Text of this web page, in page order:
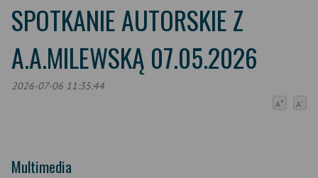
SPOTKANIE AUTORSKIE Z
A.A.MILEWSKĄ 07.05.2026
2026-07-06 11:35:44
A+ A-
Multimedia